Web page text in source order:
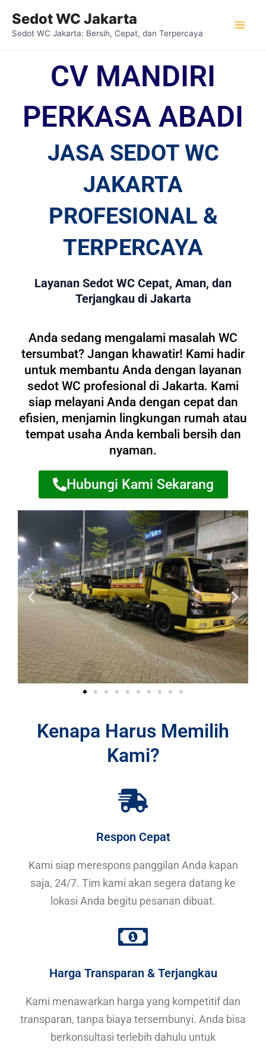
Sedot WC Jakarta
Sedot WC Jakarta: Bersih, Cepat, dan Terpercaya
CV MANDIRI
PERKASA ABADI
JASA SEDOT WC
JAKARTA
PROFESIONAL &
TERPERCAYA
Layanan Sedot WC Cepat, Aman, dan
Terjangkau di Jakarta
Anda sedang mengalami masalah WC
tersumbat? Jangan khawatir! Kami hadir
untuk membantu Anda dengan layanan
sedot WC profesional di Jakarta. Kami
siap melayani Anda dengan cepat dan
efisien, menjamin lingkungan rumah atau
tempat usaha Anda kembali bersih dan
nyaman.
Hubungi Kami Sekarang
Kenapa Harus Memilih
Kami?
Respon Cepat
Kami siap merespons panggilan Anda kapan
saja, 24/7. Tim kami akan segera datang ke
lokasi Anda begitu pesanan dibuat.
Harga Transparan & Terjangkau
Kami menawarkan harga yang kompetitif dan
transparan, tanpa biaya tersembunyi. Anda bisa
berkonsultasi terlebih dahulu untuk